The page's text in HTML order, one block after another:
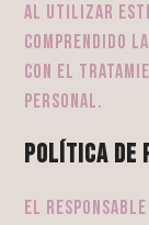
Al utilizar este
comprendido
con el
personal.
Política de
El